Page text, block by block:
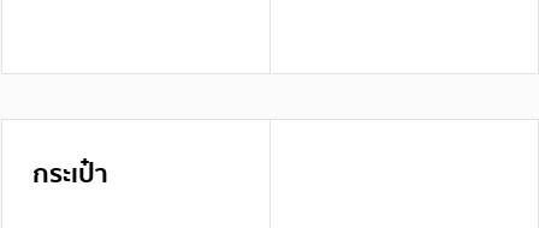
กระเป๋า